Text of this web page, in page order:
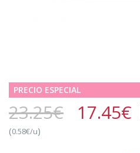
PRECIO ESPECIAL
23.25€ 17.45€
(0.58€/u)